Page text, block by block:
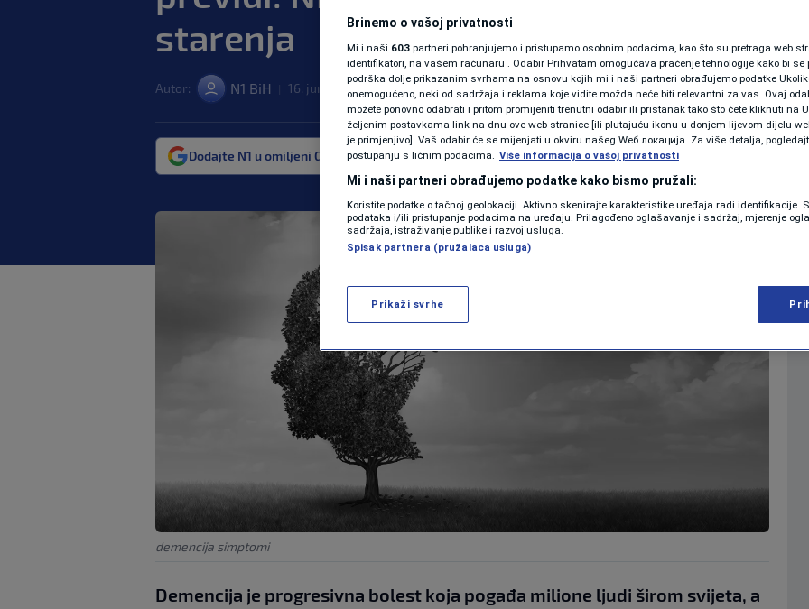
PODCAST
N1 SPECIJAL
FENOMENI
NEISTRAŽENO
VIRALNO
starenja
Autor: N1 BiH 16. jun. 2025. 10:03 ZDRAVLJE | 0 komentara
Dodajte N1 u omiljeni Google izvor Više
demencija simptomi
Demencija je progresivna bolest koja pogađa milione ljudi širom svijeta, a
Brinemo o vašoj privatnosti
Mi i naši 603 partneri pohranjujemo i pristupamo osobnim podacima, kao što su pretraga web
identifikatori, na vašem računaru . Odabir Prihvatam omogućava praćenje tehnologije kako bi se
podrška dolje prikazanim svrhama na osnovu kojih mi i naši partneri obrađujemo podatke
onemogućeno, neki od sadržaja i reklama koje vidite možda neće biti relevantni za vas. Ovaj
možete ponovno odabrati i pritom promijeniti trenutni odabir ili pristanak tako što ćete kliknuti na
željenim postavkama link na dnu ove web stranice [ili plutajuću ikonu u donjem lijevom dijelu
je primjenjivo]. Vaš odabir će se mijenjati u okviru našeg Wеб локација. Za više detalja,
postupanju s ličnim podacima. Više informacija o vašoj privatnosti
Mi i naši partneri obrađujemo podatke kako bismo pružali:
Koristite podatke o tačnoj geolokaciji. Aktivno skenirajte karakteristike uređaja radi identifikacije.
podataka i/ili pristupanje podacima na uređaju. Prilagođeno oglašavanje i sadržaj, mjerenje
sadržaja, istraživanje publike i razvoj usluga.
Spisak partnera (pružalaca usluga)
Prikaži svrhe